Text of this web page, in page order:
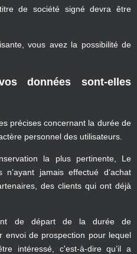
de société signé devra être
vous avez la possibilité de
données sont-elles
précises concernant la durée de
personnel des utilisateurs.
la plus pertinente, Le
n’ayant jamais effectué d’achat
des clients qui ont déjà
de départ de la durée de
envoi de prospection pour lequel
intéressé, c'est-à-dire qu’il a